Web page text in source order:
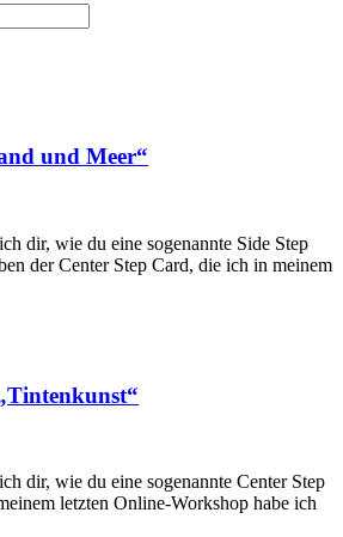
und Meer“
dir, wie du eine sogenannte Side Step
der Center Step Card, die ich in meinem
dir, wie du eine sogenannte Center Step
letzten Online-Workshop habe ich